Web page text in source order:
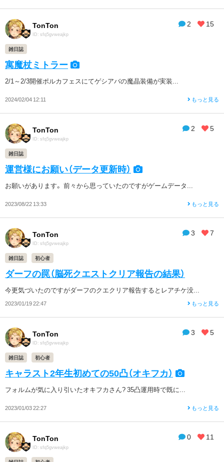
2 15
TonTon
ID: sfq5gvweajkp
雑日誌
寓魔杖ミトラー
2/1～2/3開催ポルカフェスにてゲシアバの魔晶装備が実装...
2024/02/04 12:11 もっと見る
2 5
TonTon
ID: sfq5gvweajkp
雑日誌
運営様にお願い（データ更新時）
お願いがあります。 前々から思っていたのですがゲームデータ...
2023/08/22 13:33 もっと見る
3 7
TonTon
ID: sfq5gvweajkp
雑日誌 初心者
ダーフの罠（脳死クエストクリア報告の結果）
今更気づいたのですがダーフのクエクリア報告するとレアチケ没...
2023/01/19 22:47 もっと見る
3 5
TonTon
ID: sfq5gvweajkp
雑日誌 初心者
キャラスト2年生初めての50凸（オキフカ）
フォルムが気に入り引いたオキフカさん? 35凸運用時で既に...
2023/01/03 22:27 もっと見る
0 11
TonTon
ID: sfq5gvweajkp